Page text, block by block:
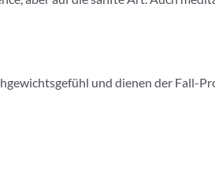
und dienen der Fall-